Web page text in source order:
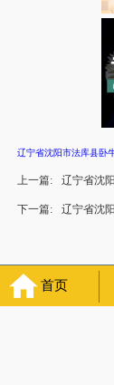
辽宁省沈阳市法库县卧
上一篇: 辽宁省沈
下一篇: 辽宁省沈
首页